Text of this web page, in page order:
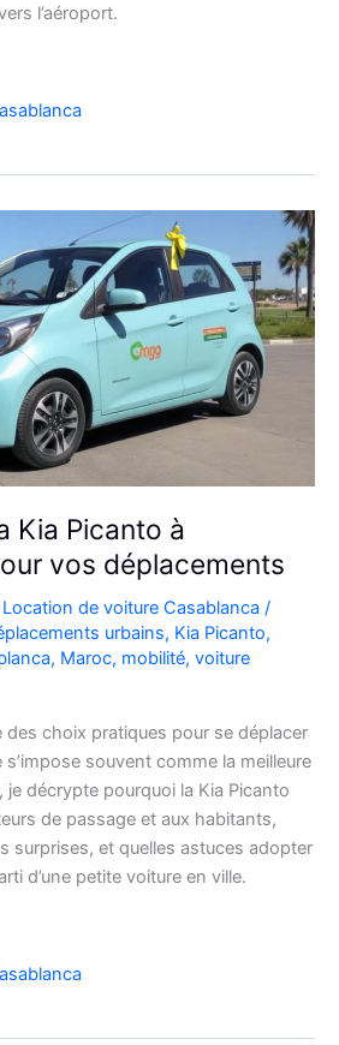
l’aéroport.
Kia Picanto à
vos déplacements
Location de voiture Casablanca /
urbains, Kia Picanto,
, Maroc, mobilité, voiture
des choix pratiques pour se déplacer
souvent comme la meilleure
je décrypte pourquoi la Kia Picanto
de passage et aux habitants,
surprises, et quelles astuces adopter
d’une petite voiture en ville.